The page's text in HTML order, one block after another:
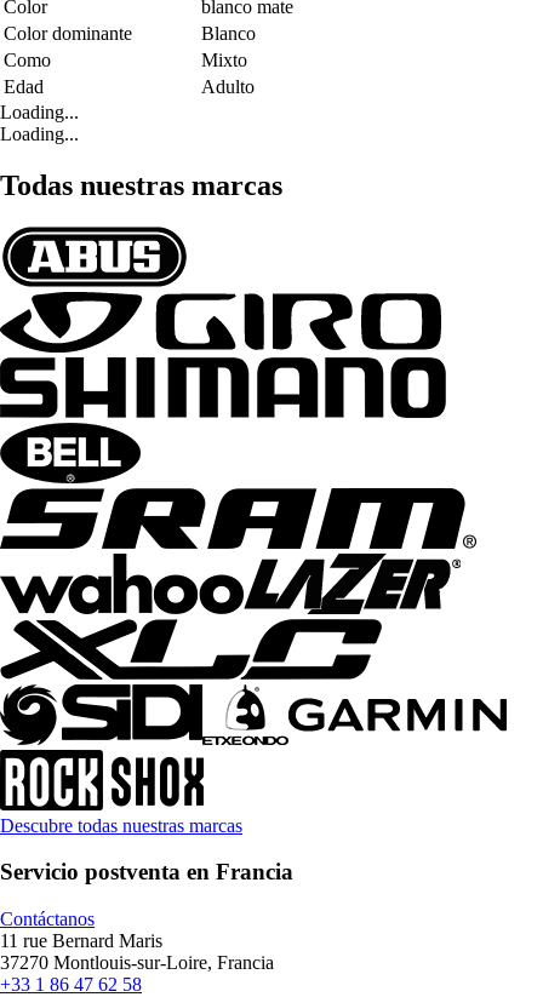
Color
blanco mate
Color dominante
Blanco
Como
Mixto
Edad
Adulto
Loading...
Loading...
Todas nuestras marcas
Descubre todas nuestras marcas
Servicio postventa en Francia
Contáctanos
11 rue Bernard Maris
37270 Montlouis-sur-Loire, Francia
+33 1 86 47 62 58